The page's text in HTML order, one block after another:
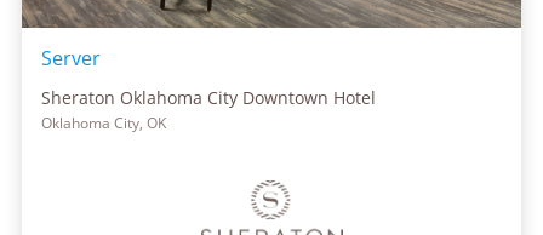
Server
Sheraton Oklahoma City Downtown Hotel
Oklahoma City, OK